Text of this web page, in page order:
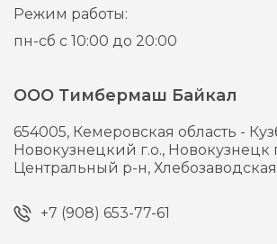
Режим работы:
пн-сб с 10:00 до 20:00
ООО Тимбермаш Байкал
654005, Кемеровская область -
Новокузнецкий г.о., Новокузнецк
Центральный р-н, Хлебозаводская
+7 (908) 653-77-61